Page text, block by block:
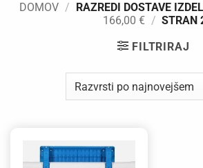
DOMOV / RAZREDI DOSTAVE
166,00 € / STRAN
FILTRIRAJ